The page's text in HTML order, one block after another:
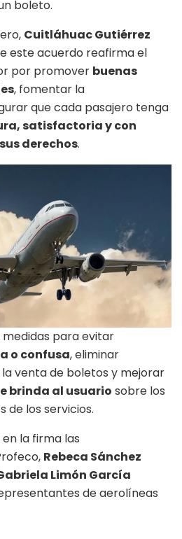
boleto.
Cuitláhuac Gutiérrez
este acuerdo reafirma el
por promover buenas
, fomentar la
que cada pasajero tenga
satisfactoria y con
derechos.
para evitar
o confusa, eliminar
venta de boletos y mejorar
brinda al usuario sobre los
de los servicios.
la firma las
Rebeca Sánchez
Limón García
de aerolíneas